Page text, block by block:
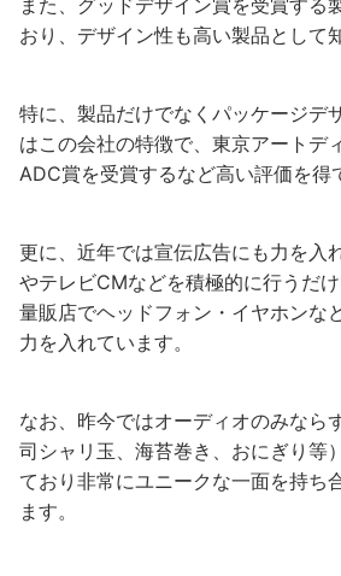
また、グッドデザイン賞を受賞する
おり、デザイン性も高い製品として
特に、製品だけでなくパッケージデ
はこの会社の特徴で、東京アートデ
ADC賞を受賞するなど高い評価を得
更に、近年では宣伝広告にも力を入
やテレビCMなどを積極的に行うだ
量販店でヘッドフォン・イヤホンな
力を入れています。
なお、昨今ではオーディオのみなら
司シャリ玉、海苔巻き、おにぎり等
ており非常にユニークな一面を持ち
ます。